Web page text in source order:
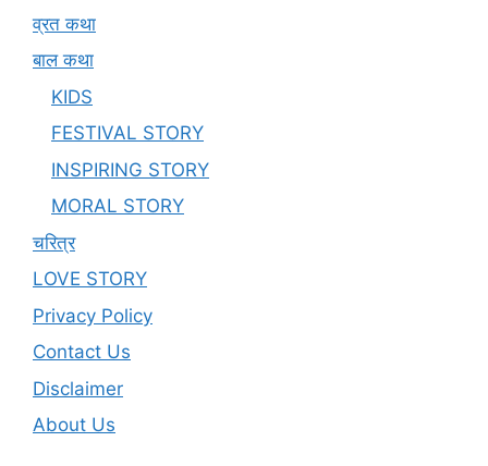
व्रत कथा
बाल कथा
KIDS
FESTIVAL STORY
INSPIRING STORY
MORAL STORY
चरित्र
LOVE STORY
Privacy Policy
Contact Us
Disclaimer
About Us